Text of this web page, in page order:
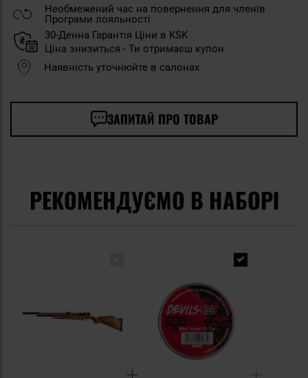
Необмежений час на повернення для членів
Програми лояльності
30-Денна Гарантія Ціни в KSK
Ціна знизиться - Ти отримаєш купон
Наявність уточнюйте в салонах
ЗАПИТАЙ ПРО ТОВАР
РЕКОМЕНДУЄМО В НАБОРІ